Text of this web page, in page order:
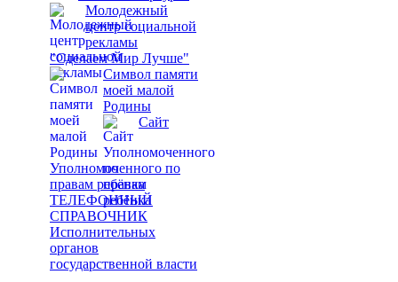
Молодежный
центр социальной
рекламы
"Сделаем Мир Лучше"
Символ памяти
моей малой
Родины
Сайт
Уполномоченного по
правам ребёнка
ТЕЛЕФОННЫЙ
СПРАВОЧНИК
Исполнительных
органов
государственной власти